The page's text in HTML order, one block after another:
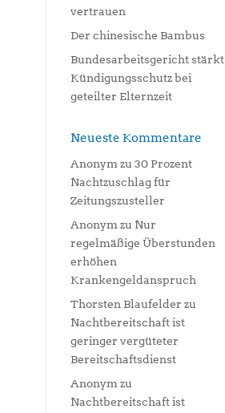
vertrauen
Der chinesische Bambus
Bundesarbeitsgericht stärkt
Kündigungsschutz bei
geteilter Elternzeit
Neueste Kommentare
Anonym zu30 Prozent
Nachtzuschlag für
Zeitungszusteller
Anonym zu Nur
regelmäßige Überstunden
erhöhen
Krankengeldanspruch
Thorsten Blaufelder zu
Nachtbereitschaft ist
geringer vergüteter
Bereitschaftsdienst
Anonym zu
Nachtbereitschaft ist